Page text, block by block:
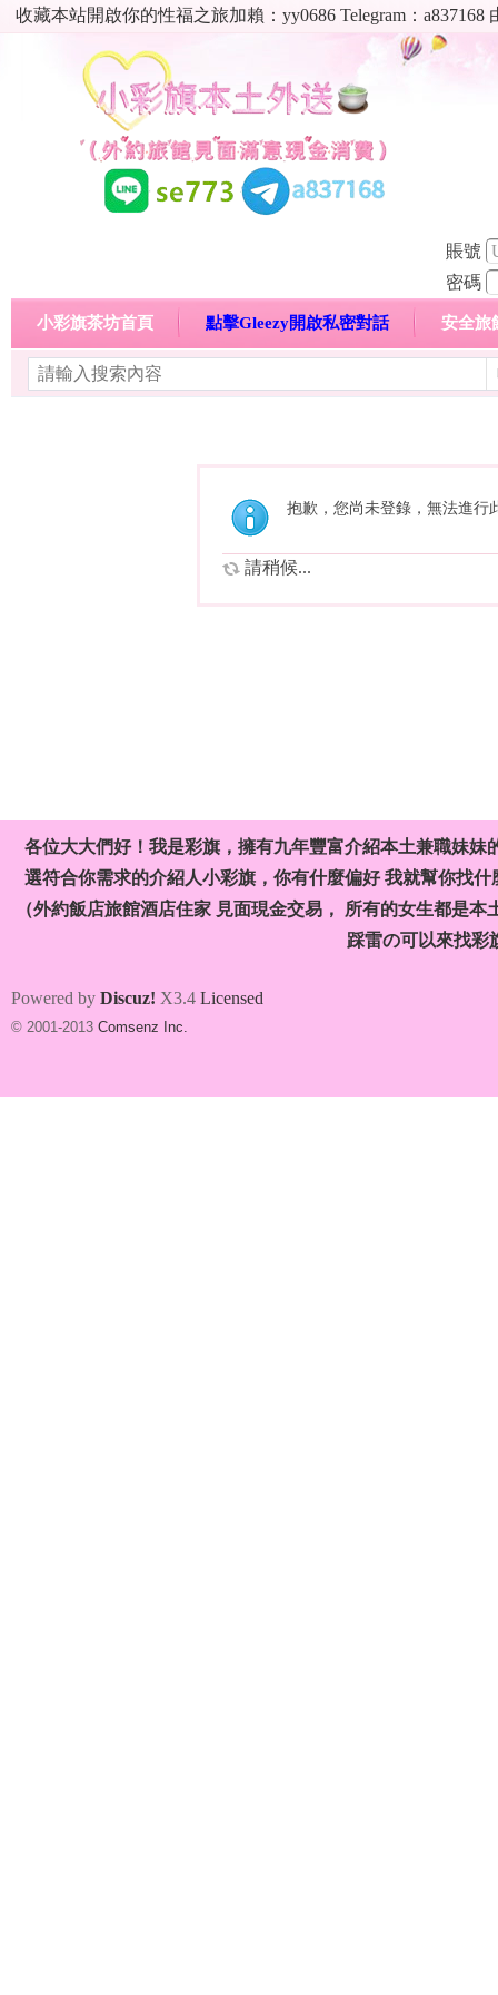
收藏本站開啟你的性福之旅加賴：yy0686 Telegram：
賬號
密碼
小彩旗茶坊首頁 點擊Gleezy開啟私密對話 安全旅
抱歉，您尚未登錄，無法進行
請稍候...
各位大大們好！我是彩旗，擁有九年豐富介紹本土兼職妹
選符合你需求的介紹人小彩旗，你有什麼偏好 我就幫你找
（外約飯店旅館酒店住家 見面現金交易， 所有的女生都是
踩雷の可以來找彩
Powered by Discuz! X3.4 Licensed
© 2001-2013 Comsenz Inc.